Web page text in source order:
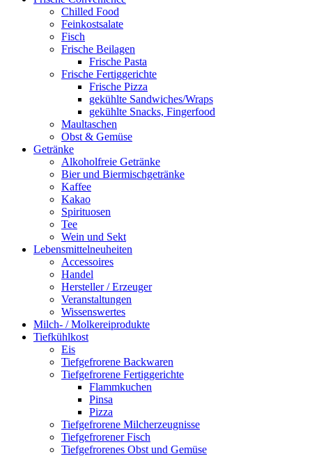
Chilled Food
Feinkostsalate
Fisch
Frische Beilagen
Frische Pasta
Frische Fertiggerichte
Frische Pizza
gekühlte Sandwiches/Wraps
gekühlte Snacks, Fingerfood
Maultaschen
Obst & Gemüse
Getränke
Alkoholfreie Getränke
Bier und Biermischgetränke
Kaffee
Kakao
Spirituosen
Tee
Wein und Sekt
Lebensmittelneuheiten
Accessoires
Handel
Hersteller / Erzeuger
Veranstaltungen
Wissenswertes
Milch- / Molkereiprodukte
Tiefkühlkost
Eis
Tiefgefrorene Backwaren
Tiefgefrorene Fertiggerichte
Flammkuchen
Pinsa
Pizza
Tiefgefrorene Milcherzeugnisse
Tiefgefrorener Fisch
Tiefgefrorenes Obst und Gemüse